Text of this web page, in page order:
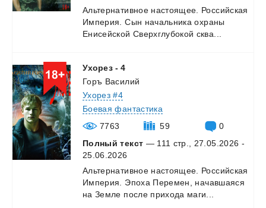
Альтернативное настоящее.
Российская
Империя.
Сын начальника охраны
Енисейской Сверхглубокой сква...
Ухорез - 4
Горъ Василий
Ухорез #4
Боевая фантастика
7763
59
0
Полный текст — 111 стр., 27.05.2026 -
25.06.2026
Альтернативное настоящее.
Российская
Империя.
Эпоха Перемен,
начавшаяся
на Земле после прихода маги...